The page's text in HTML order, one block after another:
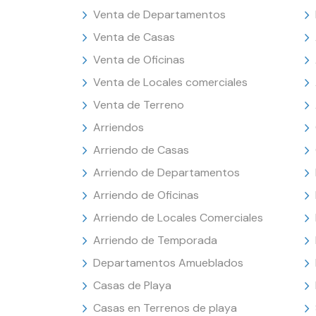
Venta de Departamentos
Venta de Casas
Venta de Oficinas
Venta de Locales comerciales
Venta de Terreno
Arriendos
Arriendo de Casas
Arriendo de Departamentos
Arriendo de Oficinas
Arriendo de Locales Comerciales
Arriendo de Temporada
Departamentos Amueblados
Casas de Playa
Casas en Terrenos de playa